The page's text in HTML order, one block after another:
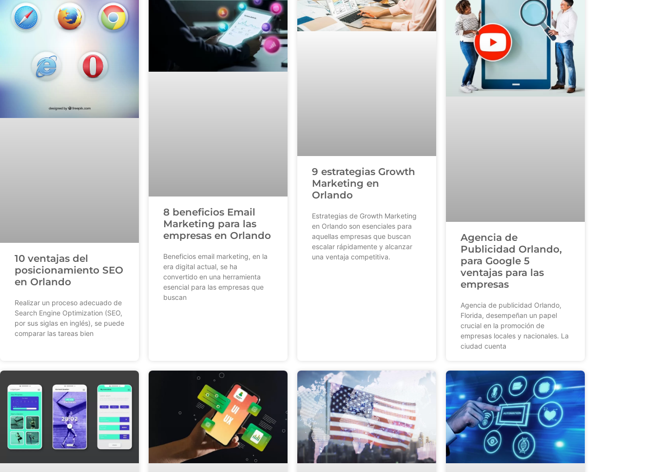
10 ventajas del
posicionamiento SEO
en Orlando
Realizar un proceso adecuado de
Search Engine Optimization (SEO,
por sus siglas en inglés), se puede
comparar las tareas bien
8 beneficios Email
Marketing para las
empresas en Orlando
Beneficios email marketing, en la
era digital actual, se ha
convertido en una herramienta
esencial para las empresas que
buscan
9 estrategias Growth
Marketing en
Orlando
Estrategias de Growth Marketing
en Orlando son esenciales para
aquellas empresas que buscan
escalar rápidamente y alcanzar
una ventaja competitiva.
Agencia de
Publicidad Orlando,
para Google 5
ventajas para las
empresas
Agencia de publicidad Orlando,
Florida, desempeñan un papel
crucial en la promoción de
empresas locales y nacionales. La
ciudad cuenta